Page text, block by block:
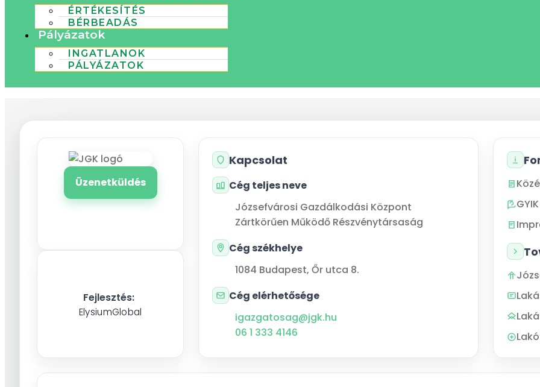
ÉRTÉKESÍTÉS
BÉRBEADÁS
Pályázatok
INGATLANOK
PÁLYÁZATOK
Üzenetküldés
Fejlesztés:
ElysiumGlobal
Kapcsolat
Cég teljes neve
Józsefvárosi Gazdálkodási Központ
Zártkörűen Működő Részvénytársaság
Cég székhelye
1084 Budapest,Őr utca 8.
Cég elérhetősége
igazgatosag@jgk.hu
06 1 333 4146
GYIK